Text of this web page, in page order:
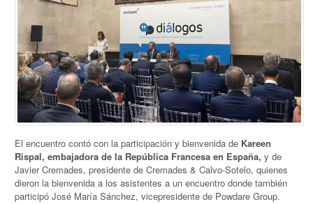
El encuentro contó con la participación y bienvenida de Kareen
Rispal, embajadora de la República Francesa en España, y de
Javier Cremades, presidente de Cremades & Calvo-Sotelo, quienes
dieron la bienvenida a los asistentes a un encuentro donde también
participó José María Sánchez, vicepresidente de Powdare Group.